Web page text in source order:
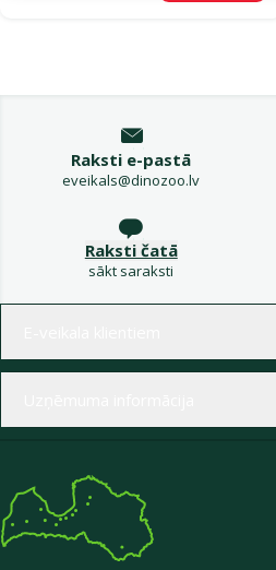
Raksti e-pastā
eveikals@dinozoo.lv
Raksti čatā
sākt saraksti